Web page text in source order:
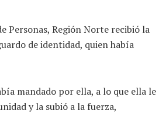
Personas, Región Norte recibió la
de identidad, quien había
mandado por ella, a lo que ella le
y la subió a la fuerza,